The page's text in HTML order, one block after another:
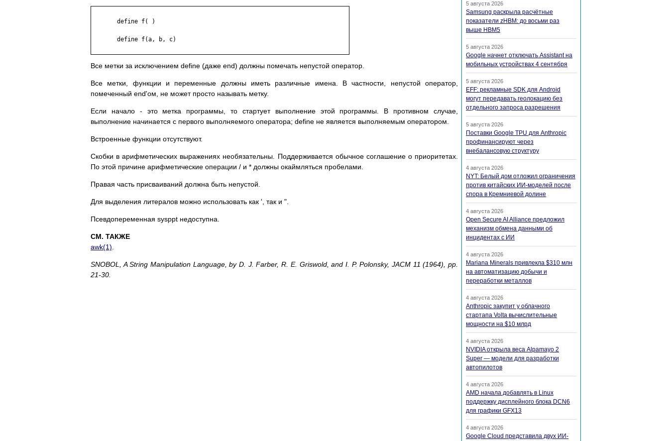
       define f( )
       define f(a, b, c)
Все метки за исключением define (даже end) должны помечать непустой оператор.
Все метки, функции и переменные должны иметь различные имена. В частности, непустой оператор,
помеченный end'ом, не может просто называть метку.
Если начало - это метка программы, то стартует выполнение этой программы. В противном случае,
выполнение начинается с первого выполняемого оператора; define не является выполняемым оператором.
Встроенные функции отсутствуют.
Скобки в арифметических выражениях необязательны. Поддерживается обычное соглашение о приоритетах.
По этой причине арифметические операции / и * должны окаймляться пробелами.
Правая часть присваиваний должна быть непустой.
Для выделения литералов можно использовать как ', так и ".
Псевдопеременная sysppt недоступна.
СМ. ТАКЖЕ
awk(1)
SNOBOL, A String Manipulation Language, by D. J. Farber, R. E. Griswold, and I. P. Polonsky, JACM 11 (1964), pp.
21-30.
5 августа 2026
Samsung раскрыла расчётные
показатели zHBM: до восьми раз
выше HBM5
5 августа 2026
Google начнет отключать Assistant на
мобильных устройствах 4 сентября
5 августа 2026
EFF: рекламные SDK для Android
могут передавать геолокацию без
отдельного запроса разрешения
5 августа 2026
Поставки Google TPU для Anthropic
профинансируют через
внебалансовую структуру
4 августа 2026
NYT: Белый дом отложил ограничения
против китайских ИИ-моделей после
спора в Кремниевой долине
4 августа 2026
Open Secure AI Alliance предложил
механизм обмена данными об
инцидентах с ИИ
4 августа 2026
Mariana Minerals привлекла $310 млн
на автоматизацию добычи и
переработки металлов
4 августа 2026
Anthropic закупит у облачного
стартапа Volta вычислительные
мощности на $10 млрд
4 августа 2026
NVIDIA открыла веса Alpamayo 2
Super — модели для разработки
автопилотов
4 августа 2026
AMD начала добавлять в Linux
поддержку дисплейного блока DCN6
для графики GFX13
4 августа 2026
Google Cloud представила двух ИИ-